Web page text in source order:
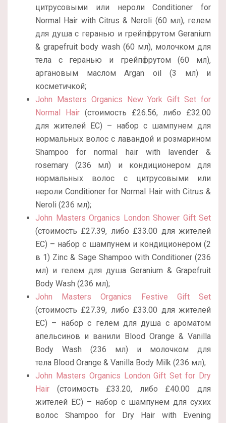
цитрусовыми или нероли Conditioner for
Normal Hair with Citrus & Neroli (60 мл), гелем
для душа с геранью и грейпфрутом Geranium
& grapefruit body wash (60 мл), молочком для
тела с геранью и грейпфрутом (60 мл),
аргановым маслом Argan oil (3 мл) и
косметичкой;
John Masters Organics New York Gift Set for
Normal Hair (стоимость £26.56, либо £32.00
для жителей ЕС) – набор с шампунем для
нормальных волос с лавандой и розмарином
Shampoo for normal hair with lavender &
rosemary (236 мл) и кондиционером для
нормальных волос с цитрусовыми или
нероли Conditioner for Normal Hair with Citrus &
Neroli (236 мл);
John Masters Organics London Shower Gift Set
(стоимость £27.39, либо £33.00 для жителей
ЕС) – набор с шампунем и кондиционером (2
в 1) Zinc & Sage Shampoo with Conditioner (236
мл) и гелем для душа Geranium & Grapefruit
Body Wash (236 мл);
John Masters Organics Festive Gift Set
(стоимость £27.39, либо £33.00 для жителей
ЕС) – набор с гелем для душа с ароматом
апельсинов и ванили Blood Orange & Vanilla
Body Wash (236 мл) и молочком для
тела Blood Orange & Vanilla Body Milk (236 мл);
John Masters Organics London Gift Set for Dry
Hair (стоимость £33.20, либо £40.00 для
жителей ЕС) – набор с шампунем для сухих
волос Shampoo for Dry Hair with Evening